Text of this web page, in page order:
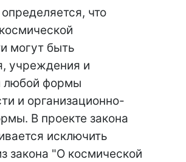
что
могут быть
учреждения и
любой формы
и организационно-
В проекте закона
исключить
закона "О космической